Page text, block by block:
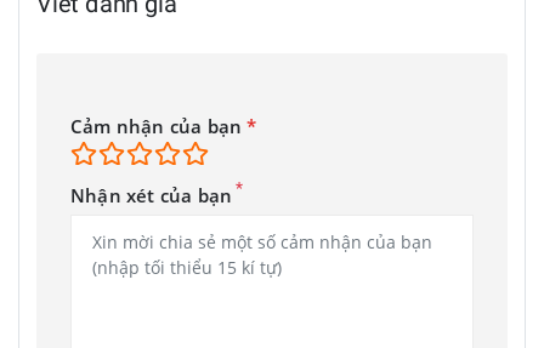
Cảm nhận của bạn*
Nhận xét của bạn *